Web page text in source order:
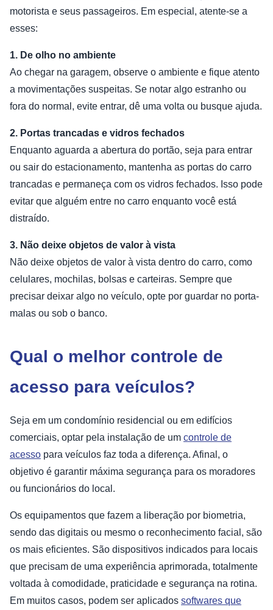
motorista e seus passageiros. Em especial, atente-se a
esses:
1. De olho no ambiente
Ao chegar na garagem, observe o ambiente e fique atento
a movimentações suspeitas. Se notar algo estranho ou
fora do normal, evite entrar, dê uma volta ou busque ajuda.
2. Portas trancadas e vidros fechados
Enquanto aguarda a abertura do portão, seja para entrar
ou sair do estacionamento, mantenha as portas do carro
trancadas e permaneça com os vidros fechados. Isso pode
evitar que alguém entre no carro enquanto você está
distraído.
3. Não deixe objetos de valor à vista
Não deixe objetos de valor à vista dentro do carro, como
celulares, mochilas, bolsas e carteiras. Sempre que
precisar deixar algo no veículo, opte por guardar no porta-
malas ou sob o banco.
Qual o melhor controle de
acesso para veículos?
Seja em um condomínio residencial ou em edifícios
comerciais, optar pela instalação de um controle de
acesso para veículos faz toda a diferença. Afinal, o
objetivo é garantir máxima segurança para os moradores
ou funcionários do local.
Os equipamentos que fazem a liberação por biometria,
sendo das digitais ou mesmo o reconhecimento facial, são
os mais eficientes. São dispositivos indicados para locais
que precisam de uma experiência aprimorada, totalmente
voltada à comodidade, praticidade e segurança na rotina.
Em muitos casos, podem ser aplicados softwares que